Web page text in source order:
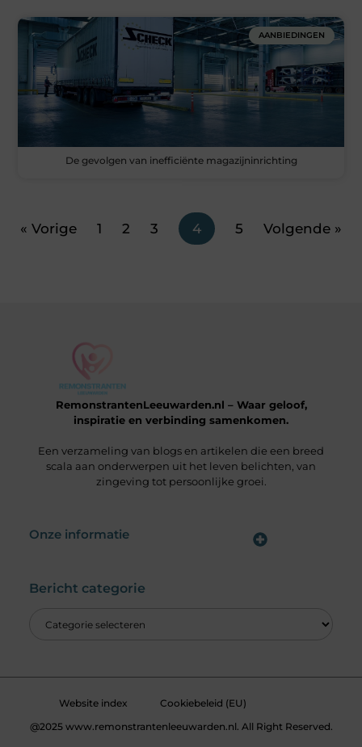
AANBIEDINGEN
De gevolgen van inefficiënte magazijninrichting
« Vorige 1 2 3 4 5 Volgende »
RemonstrantenLeeuwarden.nl – Waar geloof,
inspiratie en verbinding samenkomen.
Een verzameling van blogs en artikelen die een breed
scala aan onderwerpen uit het leven belichten, van
zingeving tot persoonlijke groei.
Onze informatie
Bericht categorie
Website index
Cookiebeleid (EU)
@2025 www.remonstrantenleeuwarden.nl. All Right Reserved.